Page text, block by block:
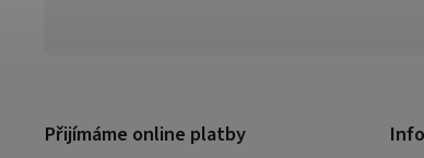
Přijímáme online platby